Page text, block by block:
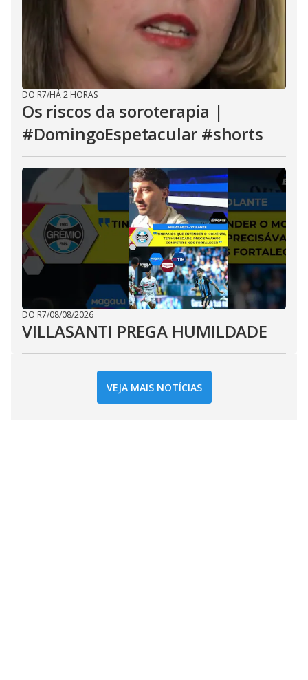
DO R7/HÁ 2 HORAS
Os riscos da soroterapia |
#DomingoEspetacular #shorts
DO R7/08/08/2026
VILLASANTI PREGA HUMILDADE
VEJA MAIS NOTÍCIAS